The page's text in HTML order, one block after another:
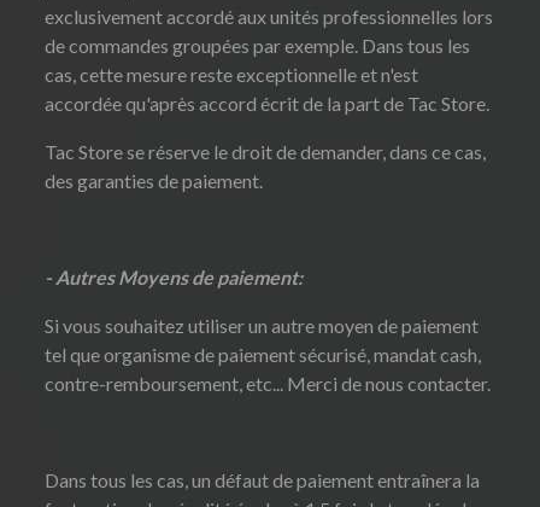
exclusivement accordé aux unités professionnelles lors
de commandes groupées par exemple. Dans tous les
cas, cette mesure reste exceptionnelle et n'est
accordée qu'après accord écrit de la part de Tac Store.
Tac Store se réserve le droit de demander, dans ce cas,
des garanties de paiement.
- Autres Moyens de paiement:
Si vous souhaitez utiliser un autre moyen de paiement
tel que organisme de paiement sécurisé, mandat cash,
contre-remboursement, etc... Merci de nous contacter.
Dans tous les cas, un défaut de paiement entraînera la